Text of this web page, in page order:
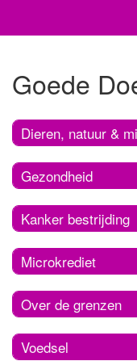
Goede
Dieren, natuur &
Gezondheid
Kanker bestrijding
Microkrediet
Over de grenzen
Voedsel